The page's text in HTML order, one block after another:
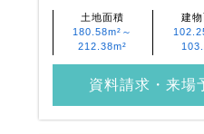
土地面積
180.58m²～
212.38m²
建
資料請求・来場